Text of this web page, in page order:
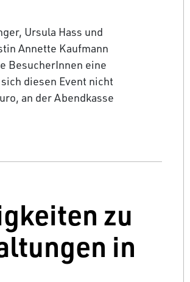
Ursula Hass und
Annette Kaufmann
BesucherInnen eine
diesen Event nicht
an der Abendkasse
zu
in